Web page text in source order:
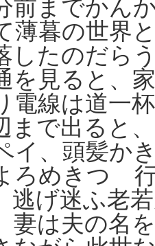
前までかん
薄暮の世界
したのだら
を見ると、
電線は道一
まで出ると
イ、頭髪か
ろめきつゝ
逃げ迷ふ老
妻は夫の名